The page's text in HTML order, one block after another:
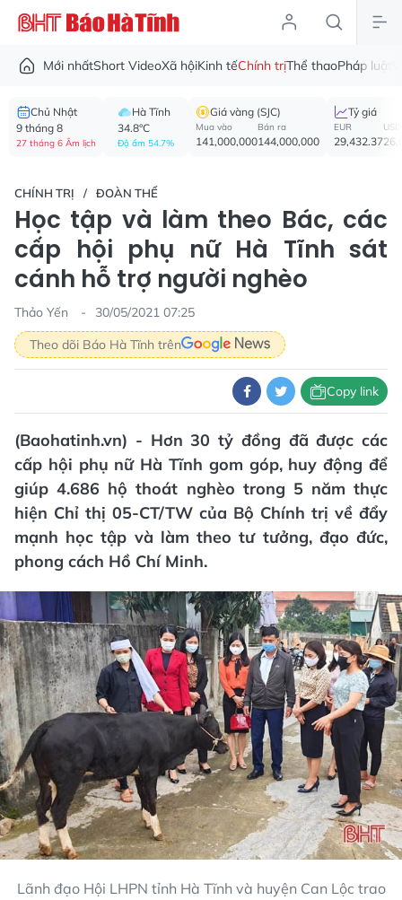
Mới nhấtShort VideoXã hộiKinh tếChính trịThể thaoPháp luật
Chủ Nhật
9 tháng 8
27 tháng 6 Âm lịch
Hà Tĩnh
34.8°C
Độ ẩm 54.7%
Giá vàng (SJC)
Mua vào
141,000,000
Bán ra
144,000,000
Tỷ giá
EUR
29,432.37
USD
CHÍNH TRỊ ĐOÀN THỂ
Học tập và làm theo Bác, các
cấp hội phụ nữ Hà Tĩnh sát
cánh hỗ trợ người nghèo
Thảo Yến
30/05/2021 07:25
Theo dõi Báo Hà Tĩnh trên
Copy link
(Baohatinh.vn) - Hơn 30 tỷ đồng đã được các
cấp hội phụ nữ Hà Tĩnh gom góp, huy động để
giúp 4.686 hộ thoát nghèo trong 5 năm thực
hiện Chỉ thị 05-CT/TW của Bộ Chính trị về đẩy
mạnh học tập và làm theo tư tưởng, đạo đức,
phong cách Hồ Chí Minh.
Lãnh đạo Hội LHPN tỉnh Hà Tĩnh và huyện Can Lộc trao